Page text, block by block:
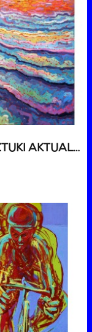
64 AUKCJA SZTUKI - AUKCJA SZTUKI AKTUALNEJ